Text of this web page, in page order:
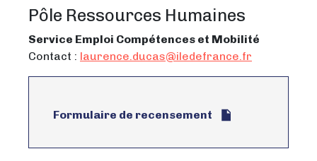
Pôle Ressources Humaines
Service Emploi Compétences et Mobilité
Contact : laurence.ducas@iledefrance.fr
Formulaire de recensement